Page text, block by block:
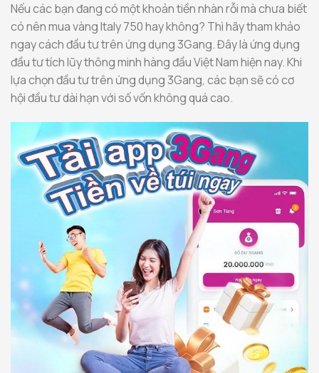
Nếu các bạn đang có một khoản tiền nhàn rỗi mà chưa biết
có nên mua vàng Italy 750 hay không? Thì hãy tham khảo
ngay cách đầu tư trên ứng dụng 3Gang. Đây là ứng dụng
đầu tư tích lũy thông minh hàng đầu Việt Nam hiện nay. Khi
lựa chọn đầu tư trên ứng dụng 3Gang, các bạn sẽ có cơ
hội đầu tư dài hạn với số vốn không quá cao.